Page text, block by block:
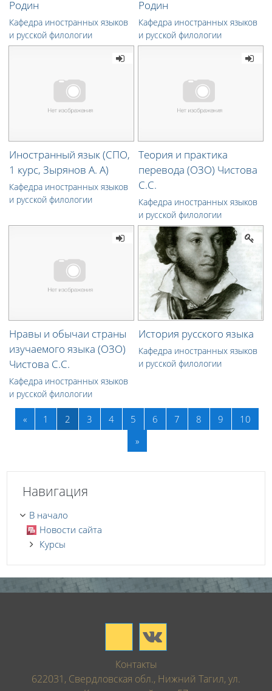
Родин
Кафедра иностранных языков
и русской филологии
Родин
Кафедра иностранных языков
и русской филологии
Иностранный язык (СПО,
1 курс, Зырянов А. А)
Кафедра иностранных языков
и русской филологии
Теория и практика
перевода (ОЗО) Чистова
С.С.
Кафедра иностранных языков
и русской филологии
Нравы и обычаи страны
изучаемого языка (ОЗО)
Чистова С.С.
Кафедра иностранных языков
и русской филологии
История русского языка
Кафедра иностранных языков
и русской филологии
«Назад1 2 (текущая)
3 4 5 6 7 8 9
10
»Далее
Навигация
В начало
Новости сайта
Курсы
Контакты
622031, Свердловская обл., Нижний Тагил, ул.